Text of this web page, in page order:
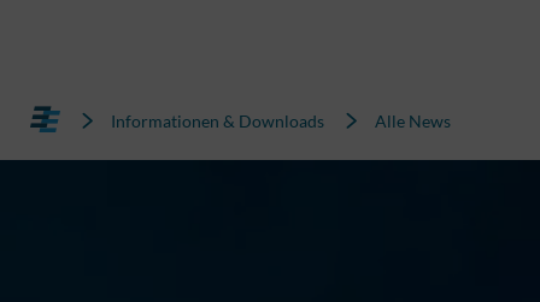
Informationen & Downloads Alle News